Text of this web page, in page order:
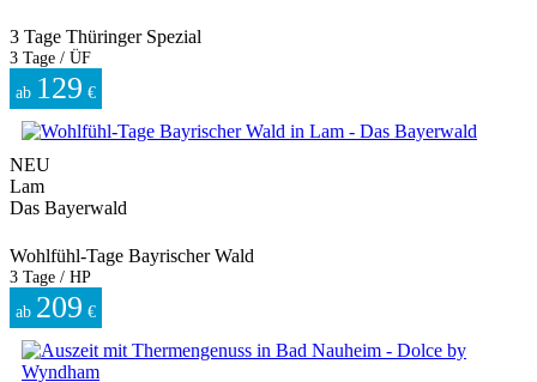
3 Tage Thüringer Spezial
3 Tage / ÜF
ab 129 €
NEU
Lam
Das Bayerwald
Wohlfühl-Tage Bayrischer Wald
3 Tage / HP
ab 209 €